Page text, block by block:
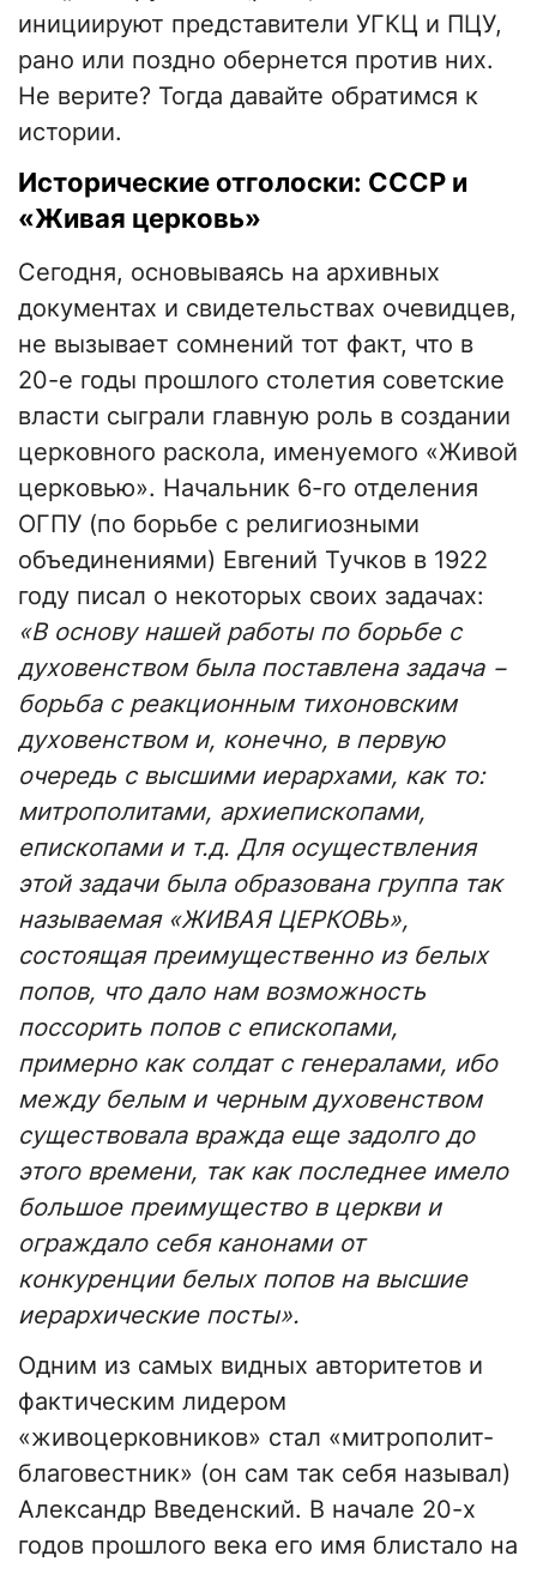
инициируют представители УГКЦ и ПЦУ,
рано или поздно обернется против них.
Не верите? Тогда давайте обратимся к
истории.
Исторические отголоски: СССР и
«Живая церковь»
Сегодня, основываясь на архивных
документах и свидетельствах очевидцев,
не вызывает сомнений тот факт, что в
20-е годы прошлого столетия советские
власти сыграли главную роль в создании
церковного раскола, именуемого «Живой
церковью». Начальник 6-го отделения
ОГПУ (по борьбе с религиозными
объединениями) Евгений Тучков в 1922
году писал о некоторых своих задачах:
«В основу нашей работы по борьбе с
духовенством была поставлена задача −
борьба с реакционным тихоновским
духовенством и, конечно, в первую
очередь с высшими иерархами, как то:
митрополитами, архиепископами,
епископами и т.д. Для осуществления
этой задачи была образована группа так
называемая «ЖИВАЯ ЦЕРКОВЬ»,
состоящая преимущественно из белых
попов, что дало нам возможность
поссорить попов с епископами,
примерно как солдат с генералами, ибо
между белым и черным духовенством
существовала вражда еще задолго до
этого времени, так как последнее имело
большое преимущество в церкви и
ограждало себя канонами от
конкуренции белых попов на высшие
иерархические посты».
Одним из самых видных авторитетов и
фактическим лидером
«живоцерковников» стал «митрополит-
благовестник» (он сам так себя называл)
Александр Введенский. В начале 20-х
годов прошлого века его имя блистало на